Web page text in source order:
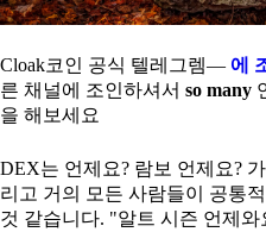
Cloak코인 공식 텔레그렘— 에
른 채널에 조인하셔서 so many
을 해보세요
DEX는 언제요? 람보 언제요?
리고 거의 모든 사람들이 공통
것 같습니다. "알트 시즌 언제와